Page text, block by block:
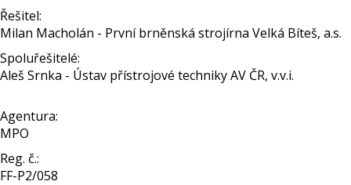
Řešitel:
Milan Macholán - První brněnská strojírna Velká Bíteš, a.s.
Spoluřešitelé:
Aleš Srnka - Ústav přístrojové techniky AV ČR, v.v.i.
Agentura:
MPO
Reg. č.:
FF-P2/058